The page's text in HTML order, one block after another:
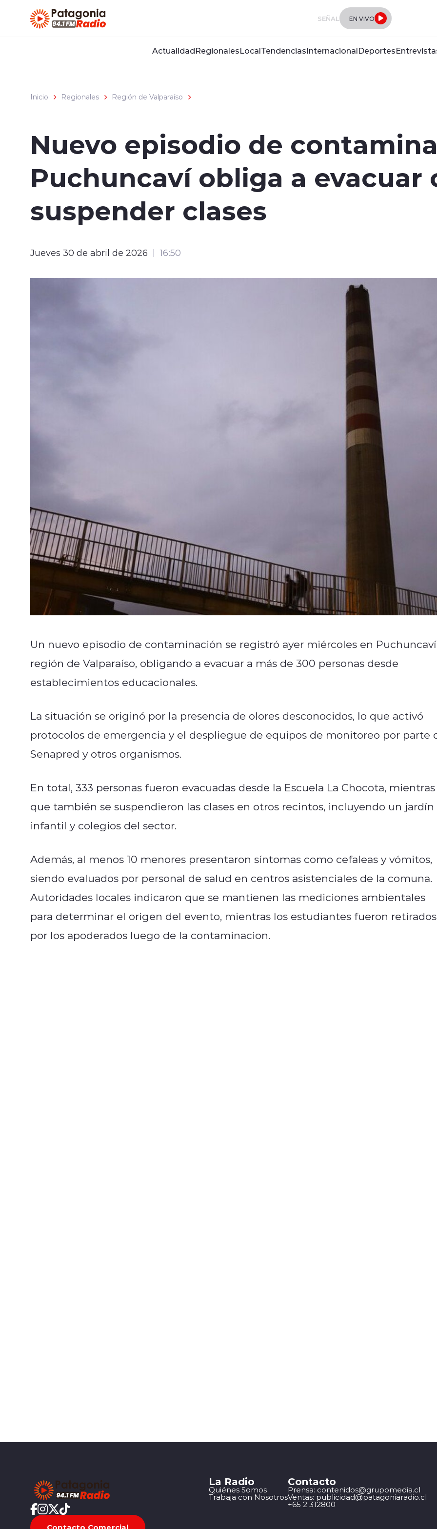
SEÑAL EN VIVO
ActualidadRegionalesLocalTendenciasInternacionalDeportes
Inicio Regionales Región de Valparaíso
Nuevo episodio de
Puchuncaví obliga a evacuar
suspender clases
Jueves 30 de abril de 2026 16:50
Un nuevo episodio de contaminación se registró ayer miércoles en
región de Valparaíso, obligando a evacuar a más de 300 personas desde
establecimientos educacionales.
La situación se originó por la presencia de olores desconocidos, lo que activó
protocolos de emergencia y el despliegue de equipos de monitoreo por parte
Senapred y otros organismos.
En total, 333 personas fueron evacuadas desde la Escuela La Chocota, mientras
que también se suspendieron las clases en otros recintos, incluyendo un jardín
infantil y colegios del sector.
Además, al menos 10 menores presentaron síntomas como cefaleas y vómitos,
siendo evaluados por personal de salud en centros asistenciales de la comuna.
Autoridades locales indicaron que se mantienen las mediciones ambientales
para determinar el origen del evento, mientras los estudiantes fueron retirados
por los apoderados luego de la contaminacion.
La Radio
Quiénes Somos
Trabaja con Nosotros
Contacto
Prensa: contenidos@grupomedia.cl
Ventas: publicidad@patagoniaradio.cl
+65 2 312800